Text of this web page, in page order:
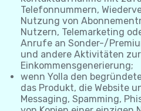
Telefonnummern,
Nutzung von
Nutzern, Telemarketing
Anrufe an Sonder-/
und andere Aktivitäten zur
Einkommensgenerierung;
wenn Yolla den
das Produkt, die Website
Messaging, Spamming,